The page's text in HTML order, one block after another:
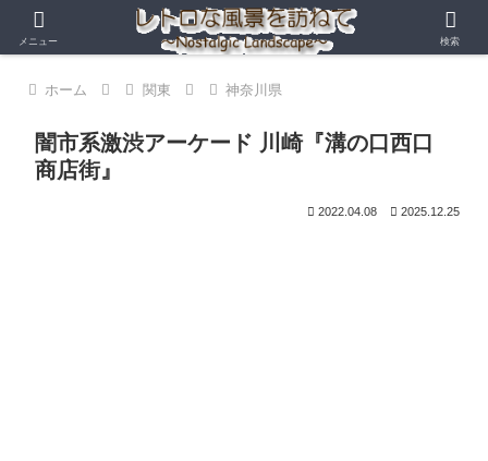
ホーム 関東 神奈川県
闇市系激渋アーケード 川崎『溝の口西口
商店街』
2022.04.08 2025.12.25
メニュー 検索